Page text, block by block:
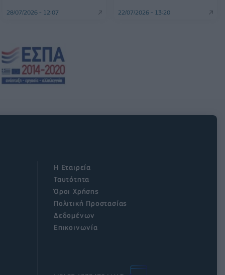
28/07/2026 - 12:07 22/07/2026 - 13:20
Η Εταιρεία
Ταυτότητα
Όροι Χρήσης
Πολιτική Προστασίας
Δεδομένων
Επικοινωνία